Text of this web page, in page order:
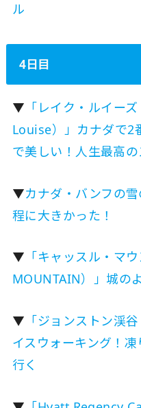
ル
4日目
▼ 「レイク・ルイー
Louise）」カナダで2
で美しい！人生最高の
▼カナダ・バンフの
程に大きかった！
▼ 「キャッスル・マ
MOUNTAIN）」城の
▼ 「ジョンストン渓
イスウォーキング！
行く